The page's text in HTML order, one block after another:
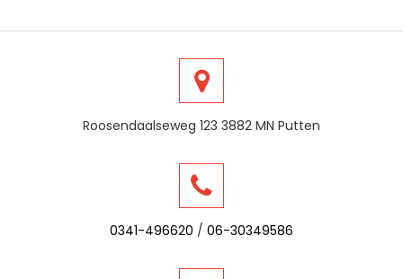
Roosendaalseweg 123 3882 MN Putten
0341-496620 / 06-30349586